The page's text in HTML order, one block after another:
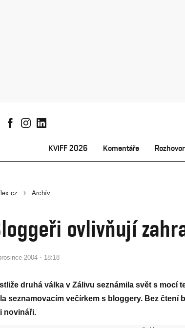
KVIFF 2026 Komentáře
Archív
ovlivňují
2004 · 18:18
druhá válka v Zálivu seznámila svět s mocí
seznamovacím večírkem s bloggery. Bez čtení
novináři.